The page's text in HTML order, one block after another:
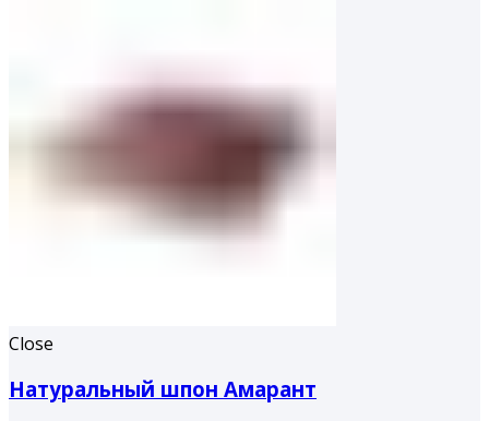
Close
Натуральный шпон Амарант